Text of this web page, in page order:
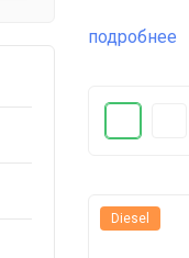
подробнее
Diesel